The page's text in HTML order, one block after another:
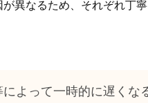
異なるため、それぞれ丁
によって一時的に遅くな